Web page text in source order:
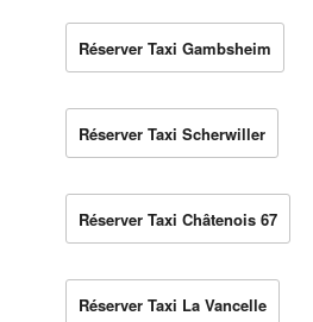
Réserver Taxi Gambsheim
Réserver Taxi Scherwiller
Réserver Taxi Châtenois 67
Réserver Taxi La Vancelle